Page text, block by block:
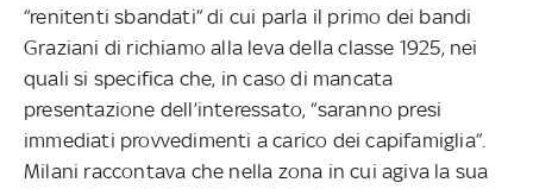
“renitenti sbandati” di cui parla il primo dei bandi
Graziani di richiamo alla leva della classe 1925, nei
quali si specifica che, in caso di mancata
presentazione dell’interessato, “saranno presi
immediati provvedimenti a carico dei capifamiglia”.
Milani raccontava che nella zona in cui agiva la sua